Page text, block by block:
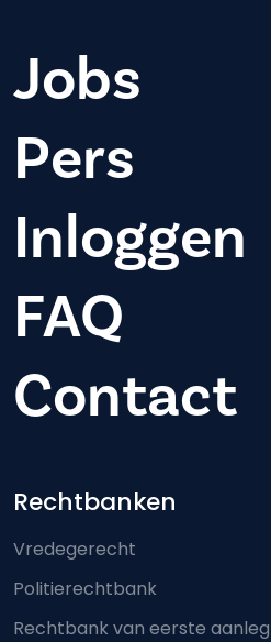
Jobs
Pers
Inloggen
FAQ
Contact
Footer-menu
Rechtbanken
Vredegerecht
Politierechtbank
Rechtbank van eerste aanleg